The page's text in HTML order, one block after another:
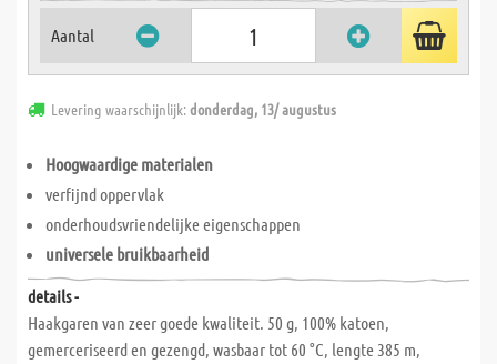
Aantal
Levering waarschijnlijk:donderdag, 13/ augustus
Hoogwaardige materialen
verfijnd oppervlak
onderhoudsvriendelijke eigenschappen
universele bruikbaarheid
details -
Haakgaren van zeer goede kwaliteit. 50 g, 100% katoen,
gemerceriseerd en gezengd, wasbaar tot 60 °C, lengte 385 m,